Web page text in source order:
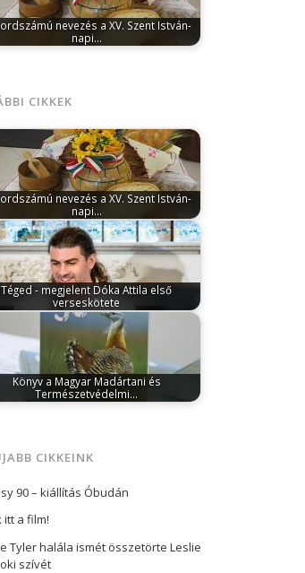
nevezés a XV. Szent István-
napi…
CIKKEK
nevezés a XV. Szent István-
napi…
9, 2026A Magyar Pékszövetség
a SIRHA Budapest 2026
élelmiszeripari…
Téged - megjelent Dóka Attila első
verseskötete
29, 2025Téged címmel megjelent
első verseskötete, amely egy
Könyv a Magyar Madártani és
Természetvédelmi…
CIKKEINK
90 – kiállítás Óbudán
itt a film!
Tyler halála ismét összetörte Leslie
szívét